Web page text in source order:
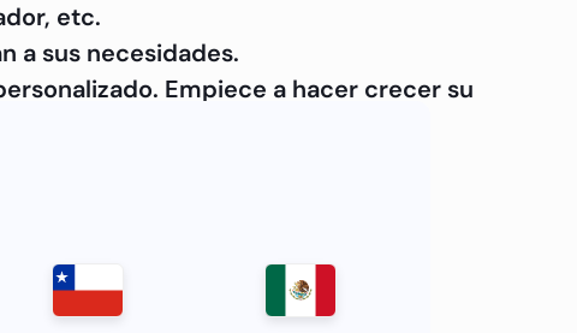
etc.
a sus necesidades.
Empiece a hacer crecer su